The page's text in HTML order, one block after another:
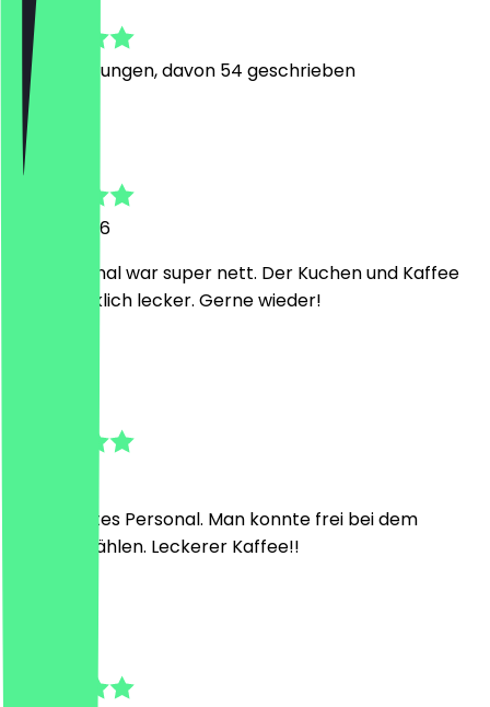
331 Bewertungen, davon 54 geschrieben
Anna
28. Juli 2026
Das Personal war super nett. Der Kuchen und Kaffee
waren wirklich lecker. Gerne wieder!
Super nettes Personal. Man konnte frei bei dem
Dessert wählen. Leckerer Kaffee!!